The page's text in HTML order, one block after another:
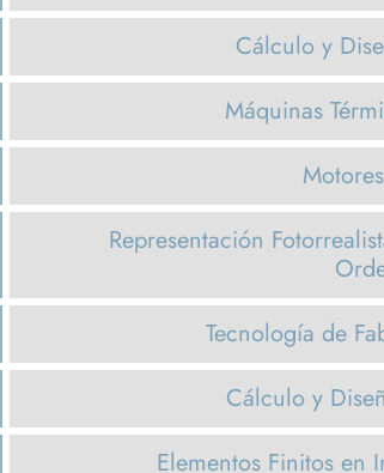
Cálculo y
Máquinas
Representación
Tecnología de
Cálculo y
Elementos Finitos en